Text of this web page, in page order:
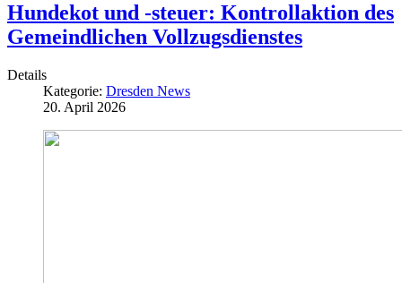
Hundekot und -steuer: Kontrollaktion des
Gemeindlichen Vollzugsdienstes
Details
Kategorie: Dresden News
20. April 2026